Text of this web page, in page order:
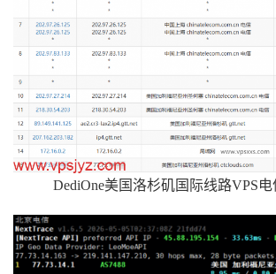
DediOne美国洛杉矶国际线路VPS